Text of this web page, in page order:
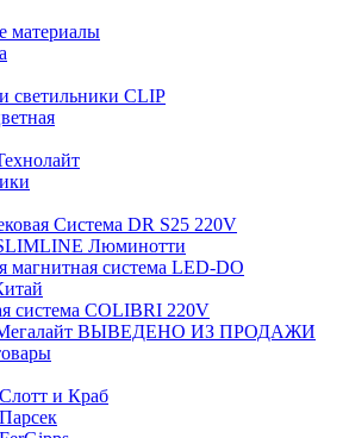
материалы
светильники CLIP
Система DR S25 220V
Люминотти
магнитная система LED-DO
система COLIBRI 220V
Мегалайт ВЫВЕДЕНО ИЗ ПРОДАЖИ
и Краб